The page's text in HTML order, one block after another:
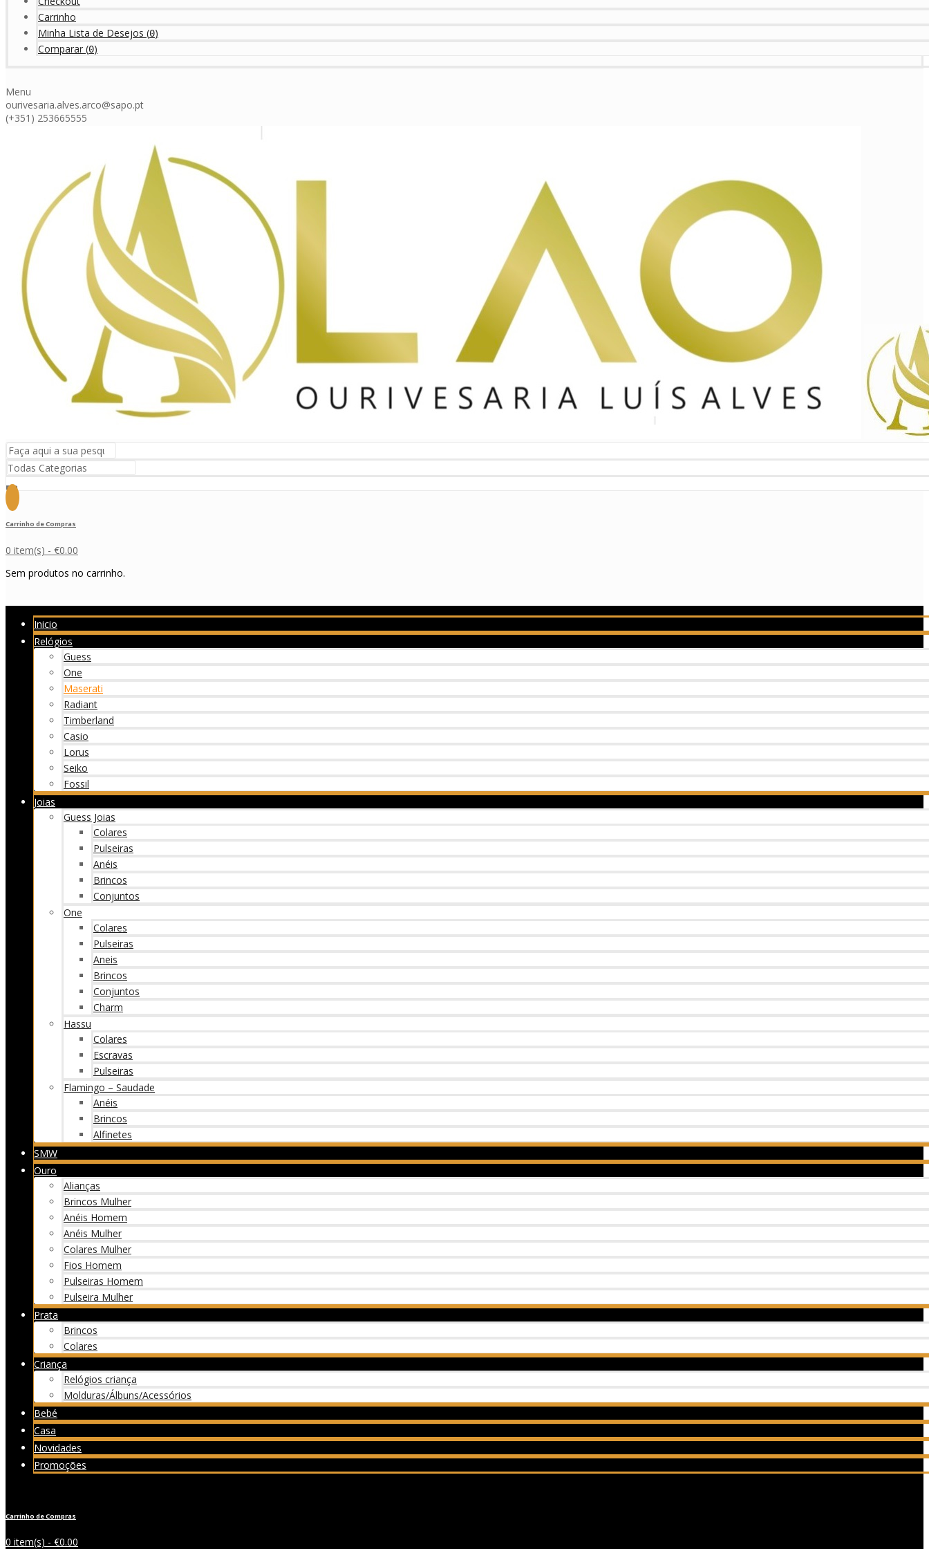
Carrinho
Minha Lista de Desejos (0)
Comparar (0)
Menu
ourivesaria.alves.arco@sapo.pt
(+351) 253665555
Carrinho de Compras
0 item(s) - €0.00
Sem produtos no carrinho.
Inicio
Relógios
Guess
One
Maserati
Radiant
Timberland
Casio
Lorus
Seiko
Fossil
Joias
Guess Joias
Colares
Pulseiras
Anéis
Brincos
Conjuntos
One
Colares
Pulseiras
Aneis
Brincos
Conjuntos
Charm
Hassu
Colares
Escravas
Pulseiras
Flamingo – Saudade
Anéis
Brincos
Alfinetes
SMW
Ouro
Alianças
Brincos Mulher
Anéis Homem
Anéis Mulher
Colares Mulher
Fios Homem
Pulseiras Homem
Pulseira Mulher
Prata
Brincos
Colares
Criança
Relógios criança
Molduras/Álbuns/Acessórios
Bebé
Casa
Novidades
Promoções
Carrinho de Compras
0 item(s) - €0.00